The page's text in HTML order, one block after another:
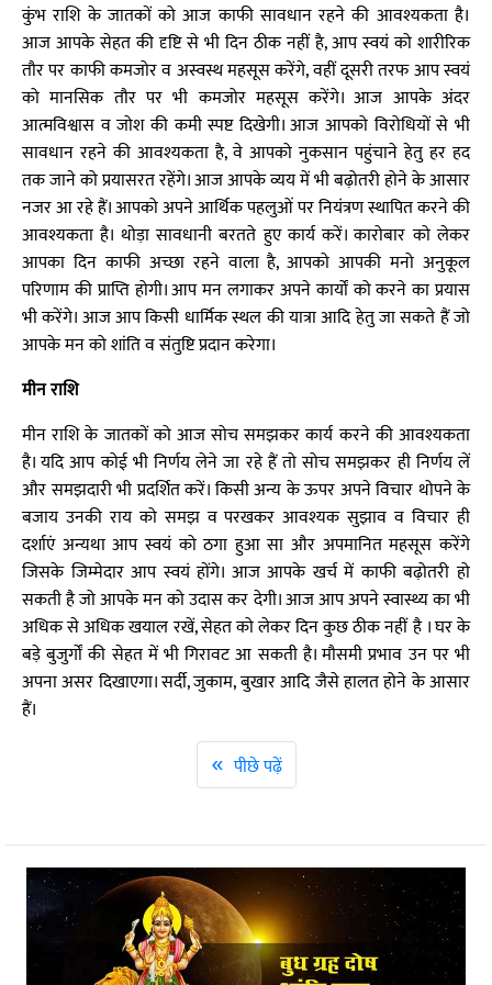
कुंभ राशि के जातकों को आज काफी सावधान रहने की आवश्यकता है।
आज आपके सेहत की दृष्टि से भी दिन ठीक नहीं है, आप स्वयं को शारीरिक
तौर पर काफी कमजोर व अस्वस्थ महसूस करेंगे, वहीं दूसरी तरफ आप स्वयं
को मानसिक तौर पर भी कमजोर महसूस करेंगे। आज आपके अंदर
आत्मविश्वास व जोश की कमी स्पष्ट दिखेगी। आज आपको विरोधियों से भी
सावधान रहने की आवश्यकता है, वे आपको नुकसान पहुंचाने हेतु हर हद
तक जाने को प्रयासरत रहेंगे। आज आपके व्यय में भी बढ़ोतरी होने के आसार
नजर आ रहे हैं। आपको अपने आर्थिक पहलुओं पर नियंत्रण स्थापित करने की
आवश्यकता है। थोड़ा सावधानी बरतते हुए कार्य करें। कारोबार को लेकर
आपका दिन काफी अच्छा रहने वाला है, आपको आपकी मनो अनुकूल
परिणाम की प्राप्ति होगी। आप मन लगाकर अपने कार्यों को करने का प्रयास
भी करेंगे। आज आप किसी धार्मिक स्थल की यात्रा आदि हेतु जा सकते हैं जो
आपके मन को शांति व संतुष्टि प्रदान करेगा।
मीन राशि
मीन राशि के जातकों को आज सोच समझकर कार्य करने की आवश्यकता
है। यदि आप कोई भी निर्णय लेने जा रहे हैं तो सोच समझकर ही निर्णय लें
और समझदारी भी प्रदर्शित करें। किसी अन्य के ऊपर अपने विचार थोपने के
बजाय उनकी राय को समझ व परखकर आवश्यक सुझाव व विचार ही
दर्शाएं अन्यथा आप स्वयं को ठगा हुआ सा और अपमानित महसूस करेंगे
जिसके जिम्मेदार आप स्वयं होंगे। आज आपके खर्च में काफी बढ़ोतरी हो
सकती है जो आपके मन को उदास कर देगी। आज आप अपने स्वास्थ्य का भी
अधिक से अधिक खयाल रखें, सेहत को लेकर दिन कुछ ठीक नहीं है । घर के
बड़े बुजुर्गों की सेहत में भी गिरावट आ सकती है। मौसमी प्रभाव उन पर भी
अपना असर दिखाएगा। सर्दी, जुकाम, बुखार आदि जैसे हालत होने के आसार
हैं।
« पीछे पढ़ें